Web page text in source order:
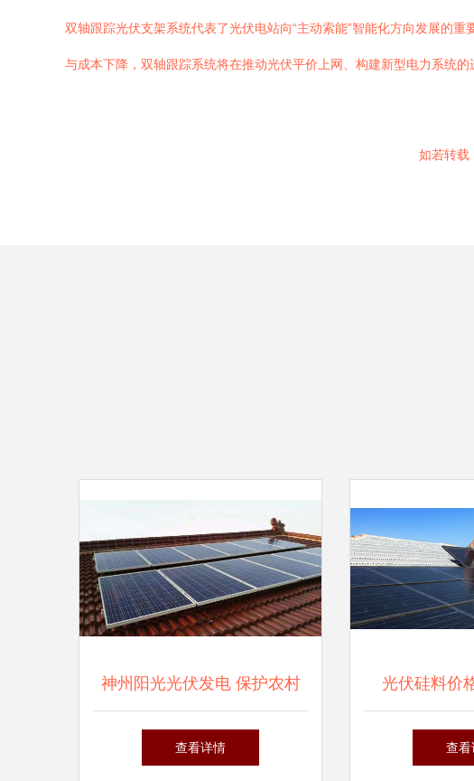
双轴跟踪光伏支架系统代表了光伏电站向“主动索能”智能化方向发展的
与成本下降，双轴跟踪系统将在推动光伏平价上网、构建新型电力系统的
如若转载
神州阳光光伏发电 保护农村
环境的绿色引擎
查看详情
光伏硅料价
140%引热议
查看